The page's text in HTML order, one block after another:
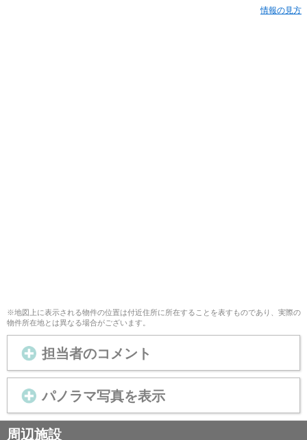
情報の見方
※地図上に表示される物件の位置は付近住所に所在することを表すものであり、実際の
物件所在地とは異なる場合がございます。
担当者のコメント
パノラマ写真を表示
周辺施設